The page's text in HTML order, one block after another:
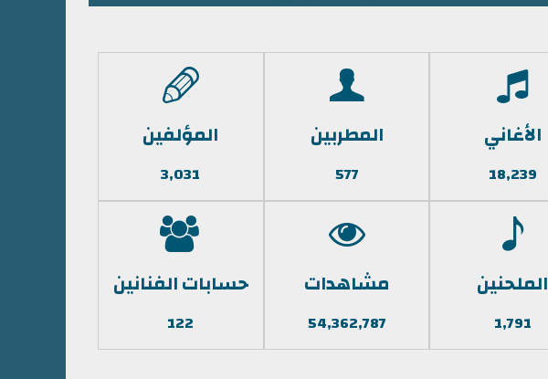
الأغاني
18,239
المطربين
577
المؤلفين
3,031
الملحنين
1,791
مشاهدات
54,362,787
حسابات الفنانين
122